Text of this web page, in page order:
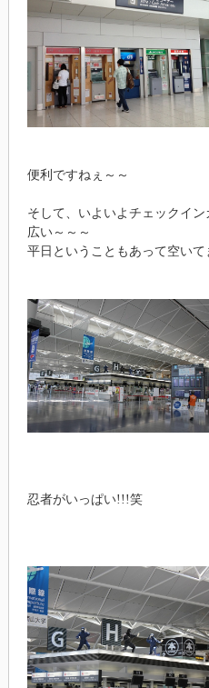
便利ですねぇ～～
そして、いよいよチェックイン
広い～～～
平日ということもあって空いて
忍者がいっぱい!!!笑